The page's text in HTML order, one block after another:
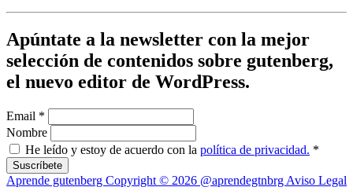
Apúntate a la newsletter con la mejor
selección de contenidos sobre gutenberg,
el nuevo editor de WordPress.
Email *
Nombre
He leído y estoy de acuerdo con la política de privacidad. *
Aprende gutenberg Copyright © 2026 @aprendegtnbrg Aviso Legal